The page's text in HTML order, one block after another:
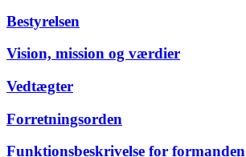
Bestyrelsen
Vision, mission og værdier
Vedtægter
Forretningsorden
Funktionsbeskrivelse for formanden